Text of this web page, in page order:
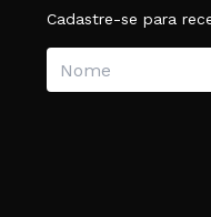
Cadastre-se para